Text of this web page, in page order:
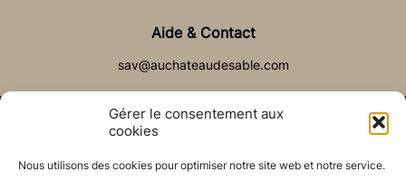
Gérer le consentement aux
cookies
Nous utilisons des cookies pour optimiser notre site web et notre service.
Aide & Contact
sav@auchateaudesable.com